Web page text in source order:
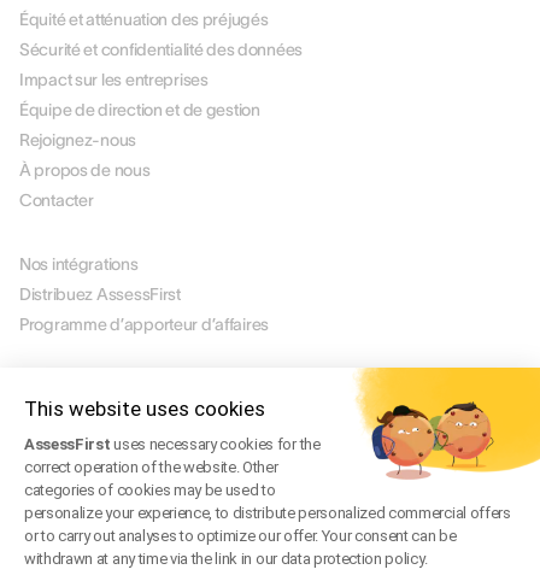
This website uses cookies
AssessFirstuses necessary cookies for the
correct operation of the website. Other
categories of cookies may be used to
personalize your experience, to distribute personalized commercial offers
or to carry out analyses to optimize our offer. Your consent can be
withdrawn at any time via the link in our data protection policy.
Équité et atténuation des préjugés
Sécurité et confidentialité des données
Impact sur les entreprises
Équipe de direction et de gestion
Rejoignez-nous
À propos de nous
Contacter
Nos intégrations
Distribuez AssessFirst
Programme d’apporteur d’affaires
Gérer mes cookies
CGU
CGV
Politique de confidentialité
FAQ légale
Trust Center